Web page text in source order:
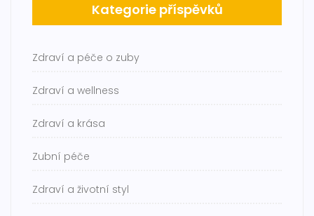
Kategorie příspěvků
Zdraví a péče o zuby
Zdraví a wellness
Zdraví a krása
Zubní péče
Zdraví a životní styl